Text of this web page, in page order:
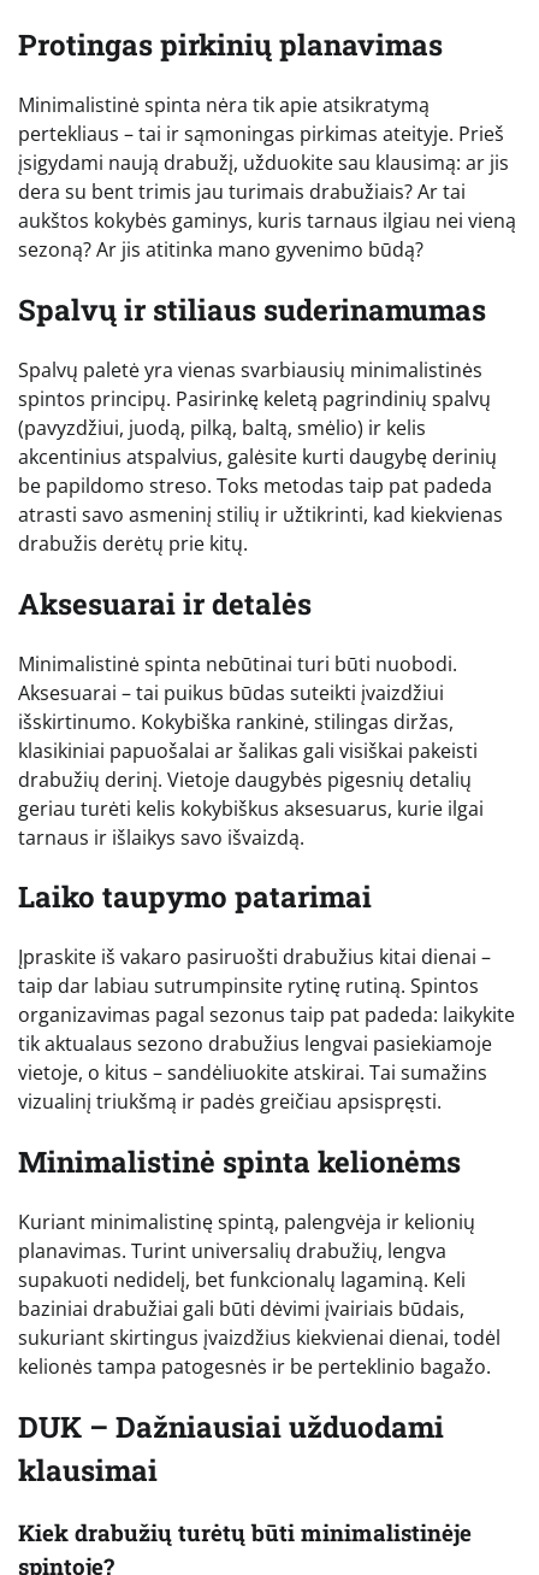
Protingas pirkinių planavimas
Minimalistinė spinta nėra tik apie atsikratymą
pertekliaus – tai ir sąmoningas pirkimas ateityje. Prieš
įsigydami naują drabužį, užduokite sau klausimą: ar jis
dera su bent trimis jau turimais drabužiais? Ar tai
aukštos kokybės gaminys, kuris tarnaus ilgiau nei vieną
sezoną? Ar jis atitinka mano gyvenimo būdą?
Spalvų ir stiliaus suderinamumas
Spalvų paletė yra vienas svarbiausių minimalistinės
spintos principų. Pasirinkę keletą pagrindinių spalvų
(pavyzdžiui, juodą, pilką, baltą, smėlio) ir kelis
akcentinius atspalvius, galėsite kurti daugybę derinių
be papildomo streso. Toks metodas taip pat padeda
atrasti savo asmeninį stilių ir užtikrinti, kad kiekvienas
drabužis derėtų prie kitų.
Aksesuarai ir detalės
Minimalistinė spinta nebūtinai turi būti nuobodi.
Aksesuarai – tai puikus būdas suteikti įvaizdžiui
išskirtinumo. Kokybiška rankinė, stilingas diržas,
klasikiniai papuošalai ar šalikas gali visiškai pakeisti
drabužių derinį. Vietoje daugybės pigesnių detalių
geriau turėti kelis kokybiškus aksesuarus, kurie ilgai
tarnaus ir išlaikys savo išvaizdą.
Laiko taupymo patarimai
Įpraskite iš vakaro pasiruošti drabužius kitai dienai –
taip dar labiau sutrumpinsite rytinę rutiną. Spintos
organizavimas pagal sezonus taip pat padeda: laikykite
tik aktualaus sezono drabužius lengvai pasiekiamoje
vietoje, o kitus – sandėliuokite atskirai. Tai sumažins
vizualinį triukšmą ir padės greičiau apsispręsti.
Minimalistinė spinta kelionėms
Kuriant minimalistinę spintą, palengvėja ir kelionių
planavimas. Turint universalių drabužių, lengva
supakuoti nedidelį, bet funkcionalų lagaminą. Keli
baziniai drabužiai gali būti dėvimi įvairiais būdais,
sukuriant skirtingus įvaizdžius kiekvienai dienai, todėl
kelionės tampa patogesnės ir be perteklinio bagažo.
DUK – Dažniausiai užduodami
klausimai
Kiek drabužių turėtų būti minimalistinėje
spintoje?